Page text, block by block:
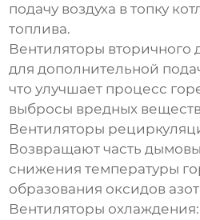
подачу воздуха в топку
топлива.
Вентиляторы вторичного
для дополнительной
что улучшает процесс
выбросы вредных
Вентиляторы
Возвращают часть
снижения температуры
образования оксидов
Вентиляторы охлаждения: